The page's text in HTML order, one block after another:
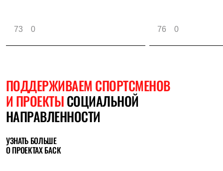
73 0 76 0
ПОДДЕРЖИВАЕМ СПОРТСМЕНОВ
И ПРОЕКТЫСОЦИАЛЬНОЙ
НАПРАВЛЕННОСТИ
УЗНАТЬ БОЛЬШЕ
О ПРОЕКТАХ БАСК